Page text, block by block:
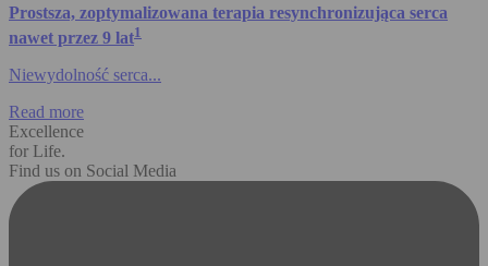
Prostsza, zoptymalizowana terapia resynchronizująca serca
nawet przez 9 lat1
Niewydolność serca...
Read more
Excellence
for Life.
Find us on Social Media